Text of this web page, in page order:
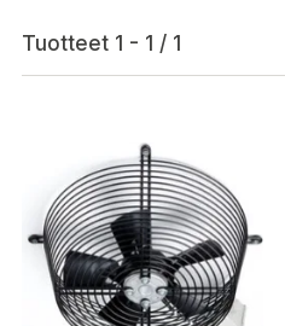
Tuotteet 1 - 1 / 1